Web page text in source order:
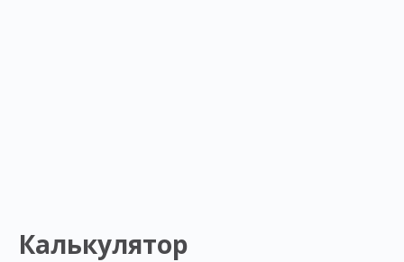
Калькулятор